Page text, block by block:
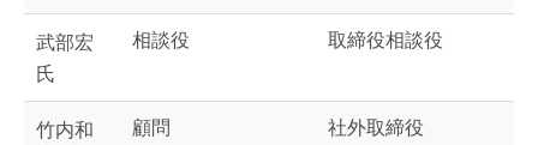
武部宏
氏
相談役 取締役相談役
竹内和
顧問 社外取締役